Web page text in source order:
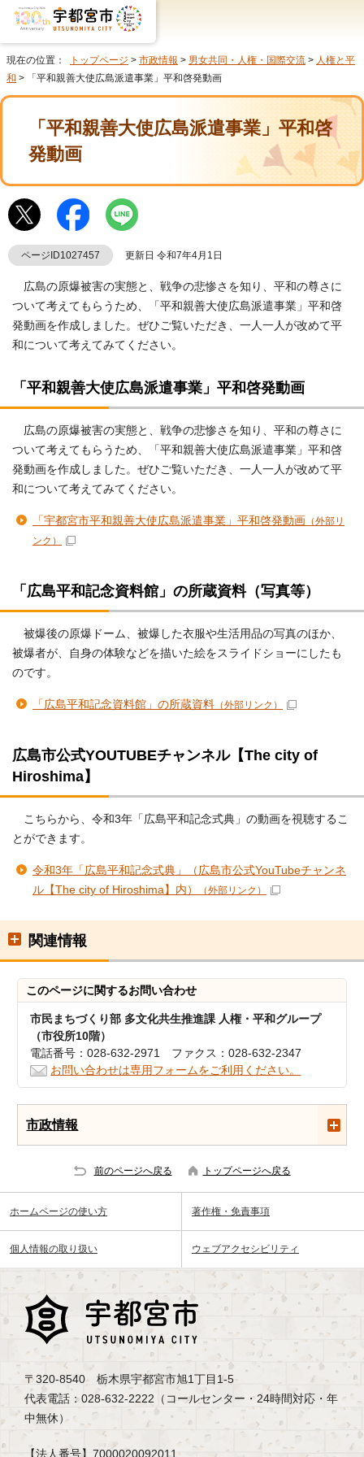
現在の位置： トップページ > 市政情報 > 男女共同・人権・国際交流 > 人権と平
和 > 「平和親善大使広島派遣事業」平和啓発動画
「平和親善大使広島派遣事業」平和啓
発動画
ページID1027457 更新日 令和7年4月1日
広島の原爆被害の実態と、戦争の悲惨さを知り、平和の尊さに
ついて考えてもらうため、「平和親善大使広島派遣事業」平和啓
発動画を作成しました。ぜひご覧いただき、一人一人が改めて平
和について考えてみてください。
「平和親善大使広島派遣事業」平和啓発動画
広島の原爆被害の実態と、戦争の悲惨さを知り、平和の尊さに
ついて考えてもらうため、「平和親善大使広島派遣事業」平和啓
発動画を作成しました。ぜひご覧いただき、一人一人が改めて平
和について考えてみてください。
「宇都宮市平和親善大使広島派遣事業」平和啓発動画 （外部リ
ンク）
「広島平和記念資料館」の所蔵資料（写真等）
被爆後の原爆ドーム、被爆した衣服や生活用品の写真のほか、
被爆者が、自身の体験などを描いた絵をスライドショーにしたも
のです。
「広島平和記念資料館」の所蔵資料 （外部リンク）
広島市公式YOUTUBEチャンネル【The city of
Hiroshima】
こちらから、令和3年「広島平和記念式典」の動画を視聴するこ
とができます。
令和3年「広島平和記念式典」（広島市公式YouTubeチャンネ
ル【The city of Hiroshima】内）
（外部リンク）
関連情報
このページに関するお問い合わせ
市民まちづくり部 多文化共生推進課 人権・平和グループ
（市役所10階）
電話番号：028-632-2971 ファクス：028-632-2347
お問い合わせは専用フォームをご利用ください。
市政情報
前のページへ戻る トップページへ戻る
ホームページの使い方 著作権・免責事項
個人情報の取り扱い ウェブアクセシビリティ
〒320-8540 栃木県宇都宮市旭1丁目1-5
代表電話：028-632-2222（コールセンター・24時間対応・年
中無休）
【法人番号】7000020092011